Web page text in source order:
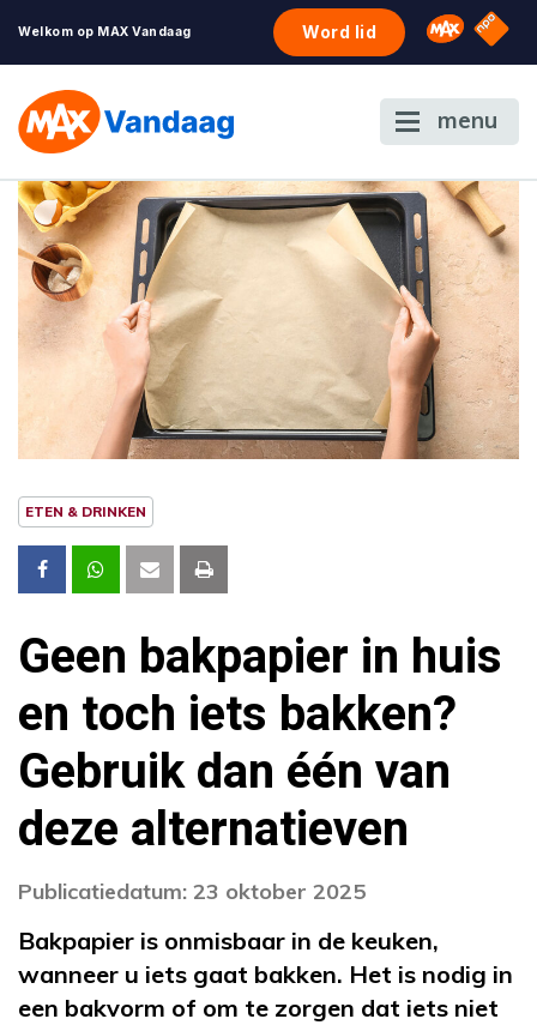
Welkom op MAX Vandaag Word lid Omroep
NPO
menu
ETEN & DRINKEN
Geen bakpapier in huis
en toch iets bakken?
Gebruik dan één van
deze alternatieven
Publicatiedatum: 23 oktober 2025
Bakpapier is onmisbaar in de keuken,
wanneer u iets gaat bakken. Het is nodig in
een bakvorm of om te zorgen dat iets niet